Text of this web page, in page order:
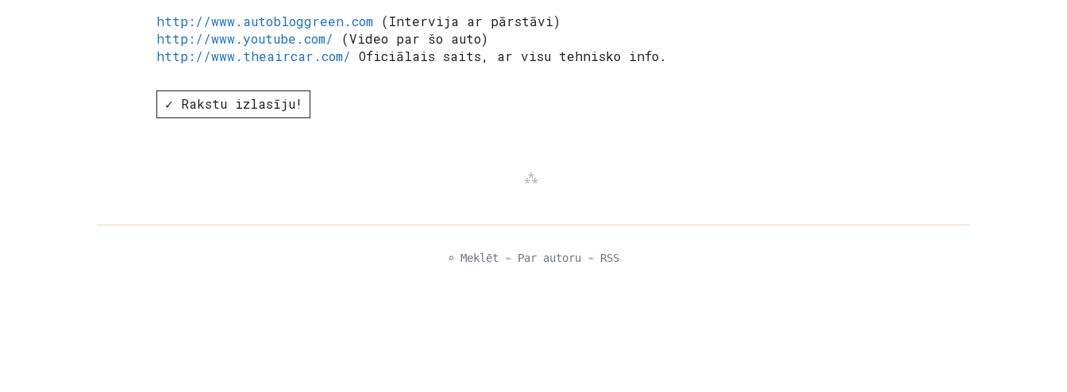
http://www.autobloggreen.com (Intervija ar pārstāvi)
http://www.youtube.com/ (Video par šo auto)
http://www.theaircar.com/ Oficiālais saits, ar visu tehnisko info.
✓ Rakstu izlasīju!
⌕ Meklēt ⌁ Par autoru ⌁ RSS